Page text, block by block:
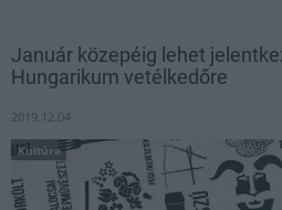
Január közepéig lehet
Hungarikum vetélkedőre
2019.12.04
Kultúra